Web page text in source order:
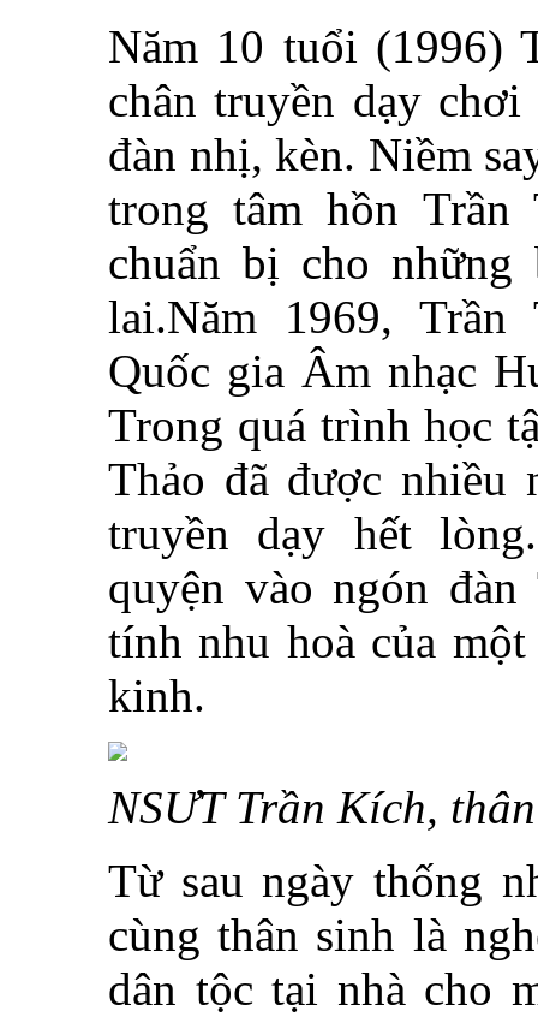
Năm 10 tuổi (1996)
chân truyền dạy
đàn nhị, kèn. Niềm
trong tâm hồn Trần
chuẩn bị cho
lai.Năm 1969,
Quốc gia Âm nhạc
Trong quá trình học
Thảo đã được nhiều
truyền dạy hết
quyện vào ngón
tính nhu hoà của
kinh.
NSƯT Trần Kích,
Từ sau ngày thống
cùng thân sinh là
dân tộc tại nhà cho